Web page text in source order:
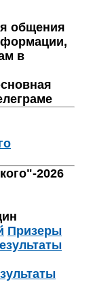
общения
в
2026
Призеры